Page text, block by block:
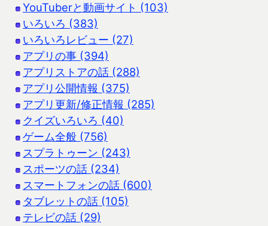
YouTuberと動画サイト (103)
いろいろ (383)
いろいろレビュー (27)
アプリの事 (394)
アプリストアの話 (288)
アプリ公開情報 (375)
アプリ更新/修正情報 (285)
クイズいろいろ (40)
ゲーム全般 (756)
スプラトゥーン (243)
スポーツの話 (234)
スマートフォンの話 (600)
タブレットの話 (105)
テレビの話 (29)